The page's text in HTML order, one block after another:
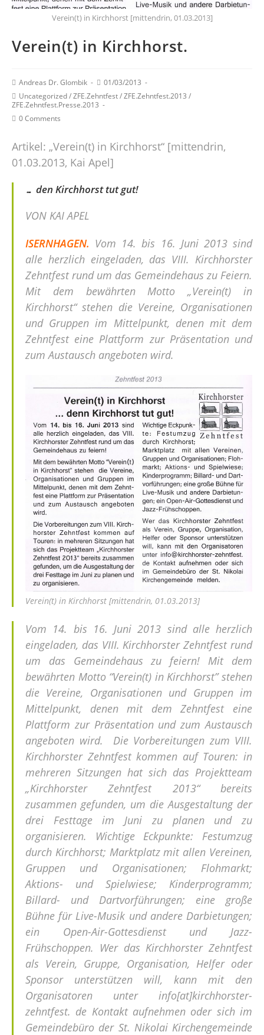
Verein(t) in Kirchhorst [mittendrin, 01.03.2013]
Verein(t) in Kirchhorst.
Andreas Dr. Glombik
01/03/2013
Uncategorized/ZFE.Zehntfest/ZFE.Zehntfest.2013 /
ZFE.Zehntfest.Presse.2013
0 Comments
Artikel: „Verein(t) in Kirchhorst“ [mittendrin,
01.03.2013, Kai Apel]
… den Kirchhorst tut gut!
VON KAI APEL
ISERNHAGEN. Vom 14. bis 16. Juni 2013 sind
alle herzlich eingeladen, das VIII. Kirchhorster
Zehntfest rund um das Gemeindehaus zu Feiern.
Mit dem bewährten Motto „Verein(t) in
Kirchhorst“ stehen die Vereine, Organisationen
und Gruppen im Mittelpunkt, denen mit dem
Zehntfest eine Plattform zur Präsentation und
zum Austausch angeboten wird.
Verein(t) in Kirchhorst [mittendrin, 01.03.2013]
Vom 14. bis 16. Juni 2013 sind alle herzlich
eingeladen, das VIII. Kirchhorster Zehntfest rund
um das Gemeindehaus zu feiern! Mit dem
bewährten Motto “Verein(t) in Kirchhorst” stehen
die Vereine, Organisationen und Gruppen im
Mittelpunkt, denen mit dem Zehntfest eine
Plattform zur Präsentation und zum Austausch
angeboten wird. Die Vorbereitungen zum VIII.
Kirchhorster Zehntfest kommen auf Touren: in
mehreren Sitzungen hat sich das Projektteam
„Kirchhorster Zehntfest 2013“ bereits
zusammen gefunden, um die Ausgestaltung der
drei Festtage im Juni zu planen und zu
organisieren. Wichtige Eckpunkte: Festumzug
durch Kirchhorst; Marktplatz mit allen Vereinen,
Gruppen und Organisationen; Flohmarkt;
Aktions- und Spielwiese; Kinderprogramm;
Billard- und Dartvorführungen; eine große
Bühne für Live-Musik und andere Darbietungen;
ein Open-Air-Gottesdienst und Jazz-
Frühschoppen. Wer das Kirchhorster Zehntfest
als Verein, Gruppe, Organisation, Helfer oder
Sponsor unterstützen will, kann mit den
Organisatoren unter info[at]kirchhorster-
zehntfest. de Kontakt aufnehmen oder sich im
Gemeindebüro der St. Nikolai Kirchengemeinde